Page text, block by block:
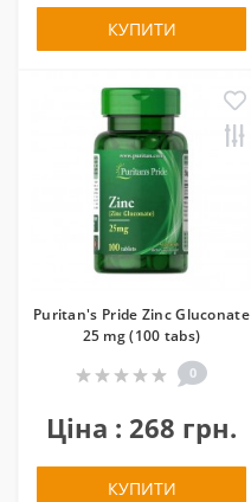
КУПИТИ
Puritan's Pride Zinc Gluconate
25 mg (100 tabs)
0
Ціна : 268 грн.
КУПИТИ